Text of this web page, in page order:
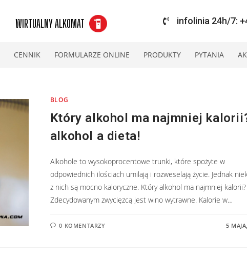
WIRTUALNY ALKOMAT infolinia 24h/7:
CENNIK FORMULARZE ONLINE PRODUKTY PYTANIA
BLOG
Który alkohol ma najmniej
alkohol a dieta!
Alkohole to wysokoprocentowe trunki, które spożyte w
odpowiednich ilościach umilają i rozweselają życie. Jednak
z nich są mocno kaloryczne. Który alkohol ma najmniej kalorii?
Zdecydowanym zwycięzcą jest wino wytrawne. Kalorie w…
0 KOMENTARZY 5